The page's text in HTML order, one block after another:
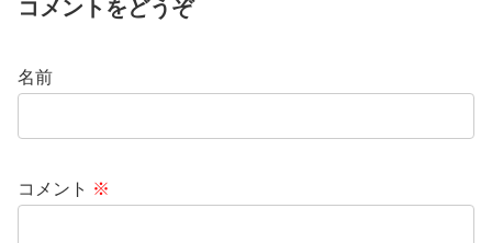
コメントをどうぞ
名前
コメント ※